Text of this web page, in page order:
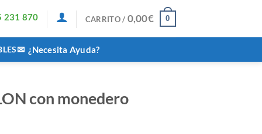
231 870 CARRITO / 0,00€ 0
✉¿Necesita Ayuda?
con monedero